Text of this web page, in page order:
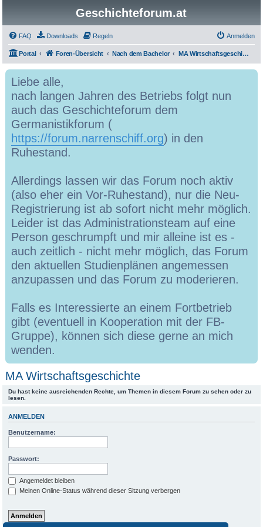
Geschichteforum.at
FAQ Downloads Regeln Anmelden
Portal Foren-Übersicht Nach dem Bachelor MA Wirtschaftsgeschichte
Liebe alle,
nach langen Jahren des Betriebs folgt nun
auch das Geschichteforum dem
Germanistikforum (
https://forum.narrenschiff.org) in den
Ruhestand.
Allerdings lassen wir das Forum noch aktiv
(also eher ein Vor-Ruhestand), nur die Neu-
Registrierung ist ab sofort nicht mehr möglich.
Leider ist das Administrationsteam auf eine
Person geschrumpft und mir alleine ist es -
auch zeitlich - nicht mehr möglich, das Forum
den aktuellen Studienplänen angemessen
anzupassen und das Forum zu moderieren.
Falls es Interessierte an einem Fortbetrieb
gibt (eventuell in Kooperation mit der FB-
Gruppe), können sich diese gerne an mich
wenden.
MA Wirtschaftsgeschichte
Du hast keine ausreichenden Rechte, um Themen in diesem Forum zu sehen oder zu
lesen.
ANMELDEN
Benutzername:
Passwort:
Angemeldet bleiben
Meinen Online-Status während dieser Sitzung verbergen